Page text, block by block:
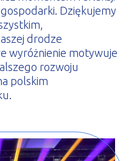
Dziękujemy
drodze
wyróżnienie motywuje
rozwoju
polskim